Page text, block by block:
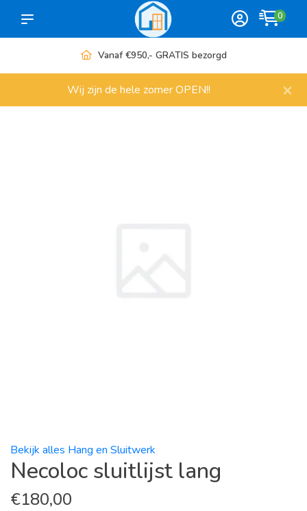
0
Vanaf €950,- GRATIS bezorgd
Wij zijn de hele zomer OPEN!! ×
Bekijk alles Hang en Sluitwerk
Necoloc sluitlijst lang
€180,00